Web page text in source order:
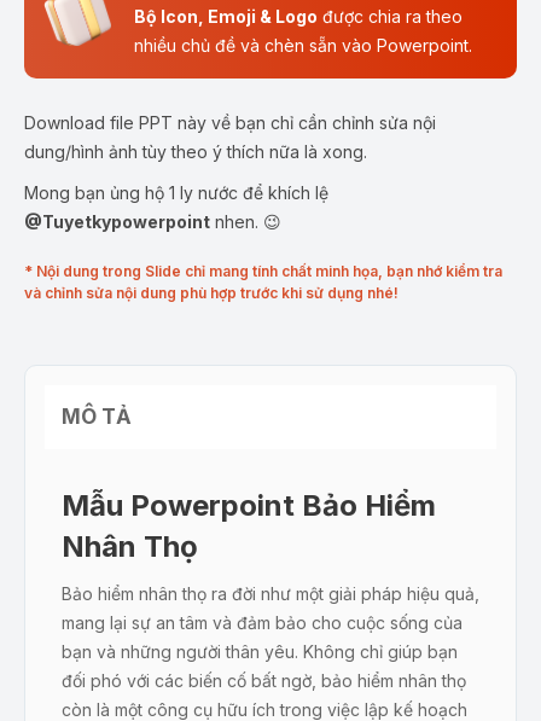
Bộ Icon, Emoji & Logo được chia ra theo
nhiều chủ đề và chèn sẵn vào Powerpoint.
Download file PPT này về bạn chỉ cần chỉnh sửa nội
dung/hình ảnh tùy theo ý thích nữa là xong.
Mong bạn ủng hộ 1 ly nước để khích lệ
@Tuyetkypowerpoint nhen. 😉
* Nội dung trong Slide chỉ mang tính chất minh họa, bạn nhớ kiểm tra
và chỉnh sửa nội dung phù hợp trước khi sử dụng nhé!
MÔ TẢ
Mẫu Powerpoint Bảo Hiểm
Nhân Thọ
Bảo hiểm nhân thọ ra đời như một giải pháp hiệu quả,
mang lại sự an tâm và đảm bảo cho cuộc sống của
bạn và những người thân yêu. Không chỉ giúp bạn
đối phó với các biến cố bất ngờ, bảo hiểm nhân thọ
còn là một công cụ hữu ích trong việc lập kế hoạch